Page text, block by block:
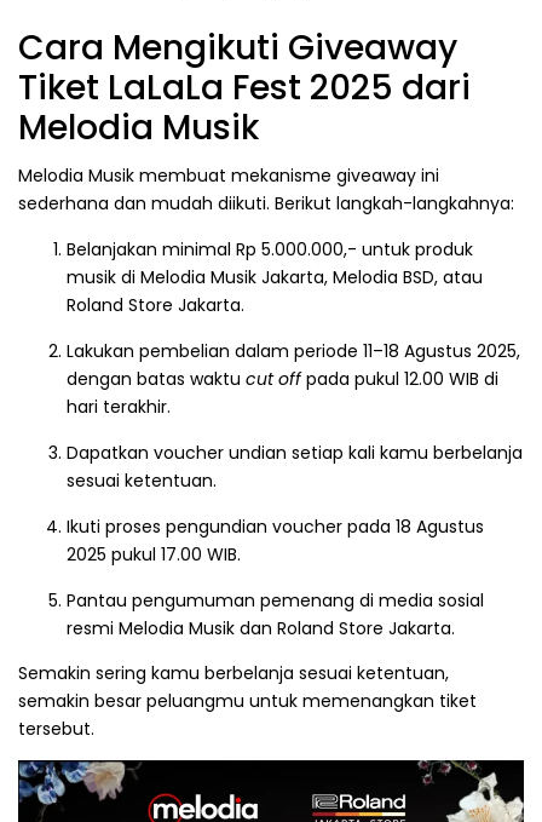
Cara Mengikuti Giveaway
Tiket LaLaLa Fest 2025 dari
Melodia Musik
Melodia Musik membuat mekanisme giveaway ini
sederhana dan mudah diikuti. Berikut langkah-langkahnya:
Belanjakan minimal Rp 5.000.000,- untuk produk
musik di Melodia Musik Jakarta, Melodia BSD, atau
Roland Store Jakarta.
Lakukan pembelian dalam periode 11–18 Agustus 2025,
dengan batas waktu cut offpada pukul 12.00 WIB di
hari terakhir.
Dapatkan voucher undian setiap kali kamu berbelanja
sesuai ketentuan.
Ikuti proses pengundian voucher pada 18 Agustus
2025 pukul 17.00 WIB.
Pantau pengumuman pemenang di media sosial
resmi Melodia Musik dan Roland Store Jakarta.
Semakin sering kamu berbelanja sesuai ketentuan,
semakin besar peluangmu untuk memenangkan tiket
tersebut.